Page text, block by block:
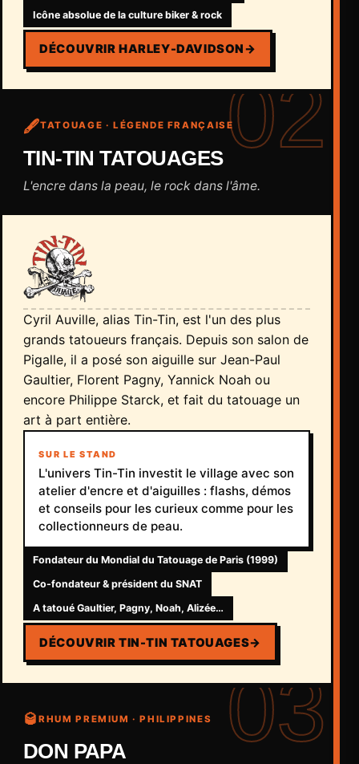
Icône absolue de la culture biker & rock
DÉCOUVRIR HARLEY-DAVIDSON→
02
🖋️TATOUAGE · LÉGENDE FRANÇAISE
TIN-TIN TATOUAGES
L'encre dans la peau, le rock dans l'âme.
Cyril Auville, alias Tin-Tin, est l'un des plus
grands tatoueurs français. Depuis son salon de
Pigalle, il a posé son aiguille sur Jean-Paul
Gaultier, Florent Pagny, Yannick Noah ou
encore Philippe Starck, et fait du tatouage un
art à part entière.
SUR LE STAND
L'univers Tin-Tin investit le village avec son
atelier d'encre et d'aiguilles : flashs, démos
et conseils pour les curieux comme pour les
collectionneurs de peau.
Fondateur du Mondial du Tatouage de Paris (1999)
Co-fondateur & président du SNAT
A tatoué Gaultier, Pagny, Noah, Alizée…
DÉCOUVRIR TIN-TIN TATOUAGES→
03
🥃RHUM PREMIUM · PHILIPPINES
DON PAPA